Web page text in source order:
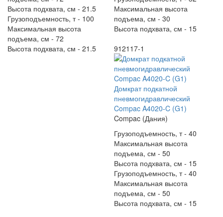
Высота подхвата, см - 21.5
Грузоподъемность, т - 100
Максимальная высота
подъема, см - 72
Высота подхвата, см - 21.5
Максимальная высота
подъема, см - 30
Высота подхвата, см - 15
912117-1
Домкрат подкатной
пневмогидравлический
Compac A4020-C (G1)
Compac (Дания)
Грузоподъемность, т - 40
Максимальная высота
подъема, см - 50
Высота подхвата, см - 15
Грузоподъемность, т - 40
Максимальная высота
подъема, см - 50
Высота подхвата, см - 15